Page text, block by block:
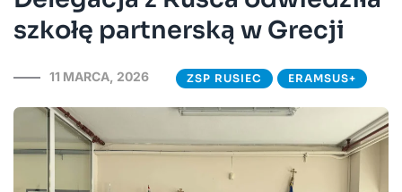
szkołę partnerską w Grecji
11 MARCA, 2026 ZSP RUSIEC ERAMSUS+